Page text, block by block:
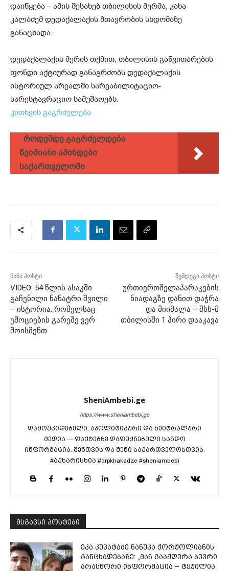
დაიწყება – ამის შესახებ თბილისის მერმა, კახა
კალაძემ დედაქალაქის მთავრობის სხდომაზე
განაცხადა.
დედაქალაქის მერის თქმით, თბილისის განვითარების
ფონდი აქტიურად განაგრძობს დედაქალაქის
ისტორიულ არეალში სარეაბილიტაციო-
სარესტავრაციო სამუშაოებს.
კითხვის გაგრძელება
როდემდე გაგრძელდება
წვიმიანი ამინდები
საქართველოში
წინა პოსტი
VIDEO: 54 წლის ასაკში
გაჩენილი ნანატრი შვილი
– ისტორია, რომელსაც
ემოციების გარეშე ვერ
მოისმენთ
შემდეგი პოსტი
ურთიერთშელაპარაკების
ნიადაგზე დანით დაჭრა
და მიიმალა – შსს-მ
თბილისში 1 პირი დააკავა
SheniAmbebi.ge
https://www.sheniambebi.ge
დამოუკიდებელი, აპოლიტიკური და ნეიტრალური
მედია — ფაქტებზე დაფუძნებული სანდო
ინფორმაცია. შენთვის და შენი საქართველოსთვის.
#აქხარისხია #drpkhakadze #sheniambebi
მსგავსი პოსტები
ეკა კუპატაძე ნანუკა ჟორჟოლიანის
განცხადებაზე: „მან გააჟღერა ბევრი
არასწორი ინფორმაცია – ტყუილია